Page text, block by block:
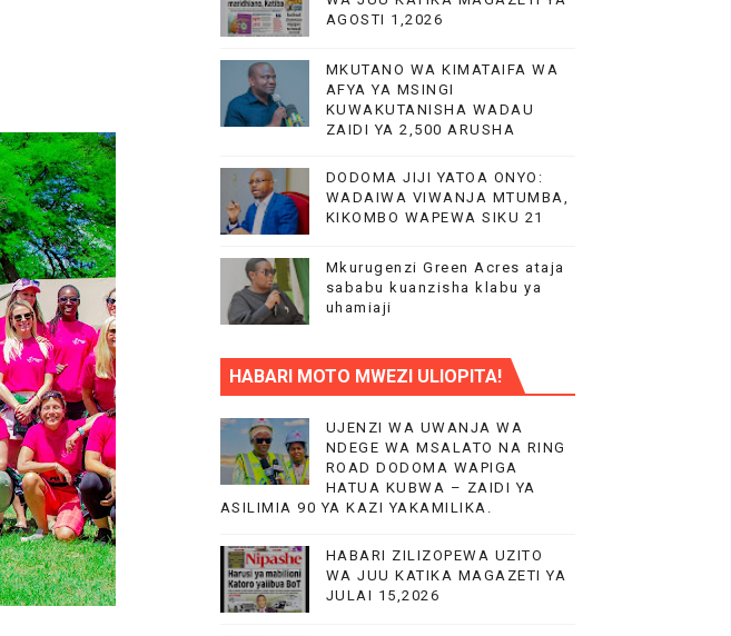
SERIKALI KUBORESHA UWAZI NA UWEKEZAJI.
NA MAADILI KATIKA UTOAJI WA HUDUMA NANENANE
ZA AFYA, ACHANGIA MIL 10.5 CHUO CHA UUGUZI NZEGA
KATIKA MAENDELEO YA MIUNDOMBINU AFRIKA
KWA NAIBU WAZIRI LONDO NANE NANE
-RC DKT.BATILDA
FURSA YA KUELEZA CHANGAMOTO ZAO KWA TRA
NANENANE
ZA BINADAMU
AGOSTI 1,2026
MKUTANO WA KIMATAIFA WA
AFYA YA MSINGI
KUWAKUTANISHA WADAU
ZAIDI YA 2,500 ARUSHA
DODOMA JIJI YATOA ONYO:
WADAIWA VIWANJA MTUMBA,
KIKOMBO WAPEWA SIKU 21
Mkurugenzi Green Acres ataja
sababu kuanzisha klabu ya
uhamiaji
HABARI MOTO MWEZI ULIOPITA!
UJENZI WA UWANJA WA
NDEGE WA MSALATO NA RING
ROAD DODOMA WAPIGA
HATUA KUBWA – ZAIDI YA
ASILIMIA 90 YA KAZI YAKAMILIKA.
HABARI ZILIZOPEWA UZITO
WA JUU KATIKA MAGAZETI YA
JULAI 15,2026